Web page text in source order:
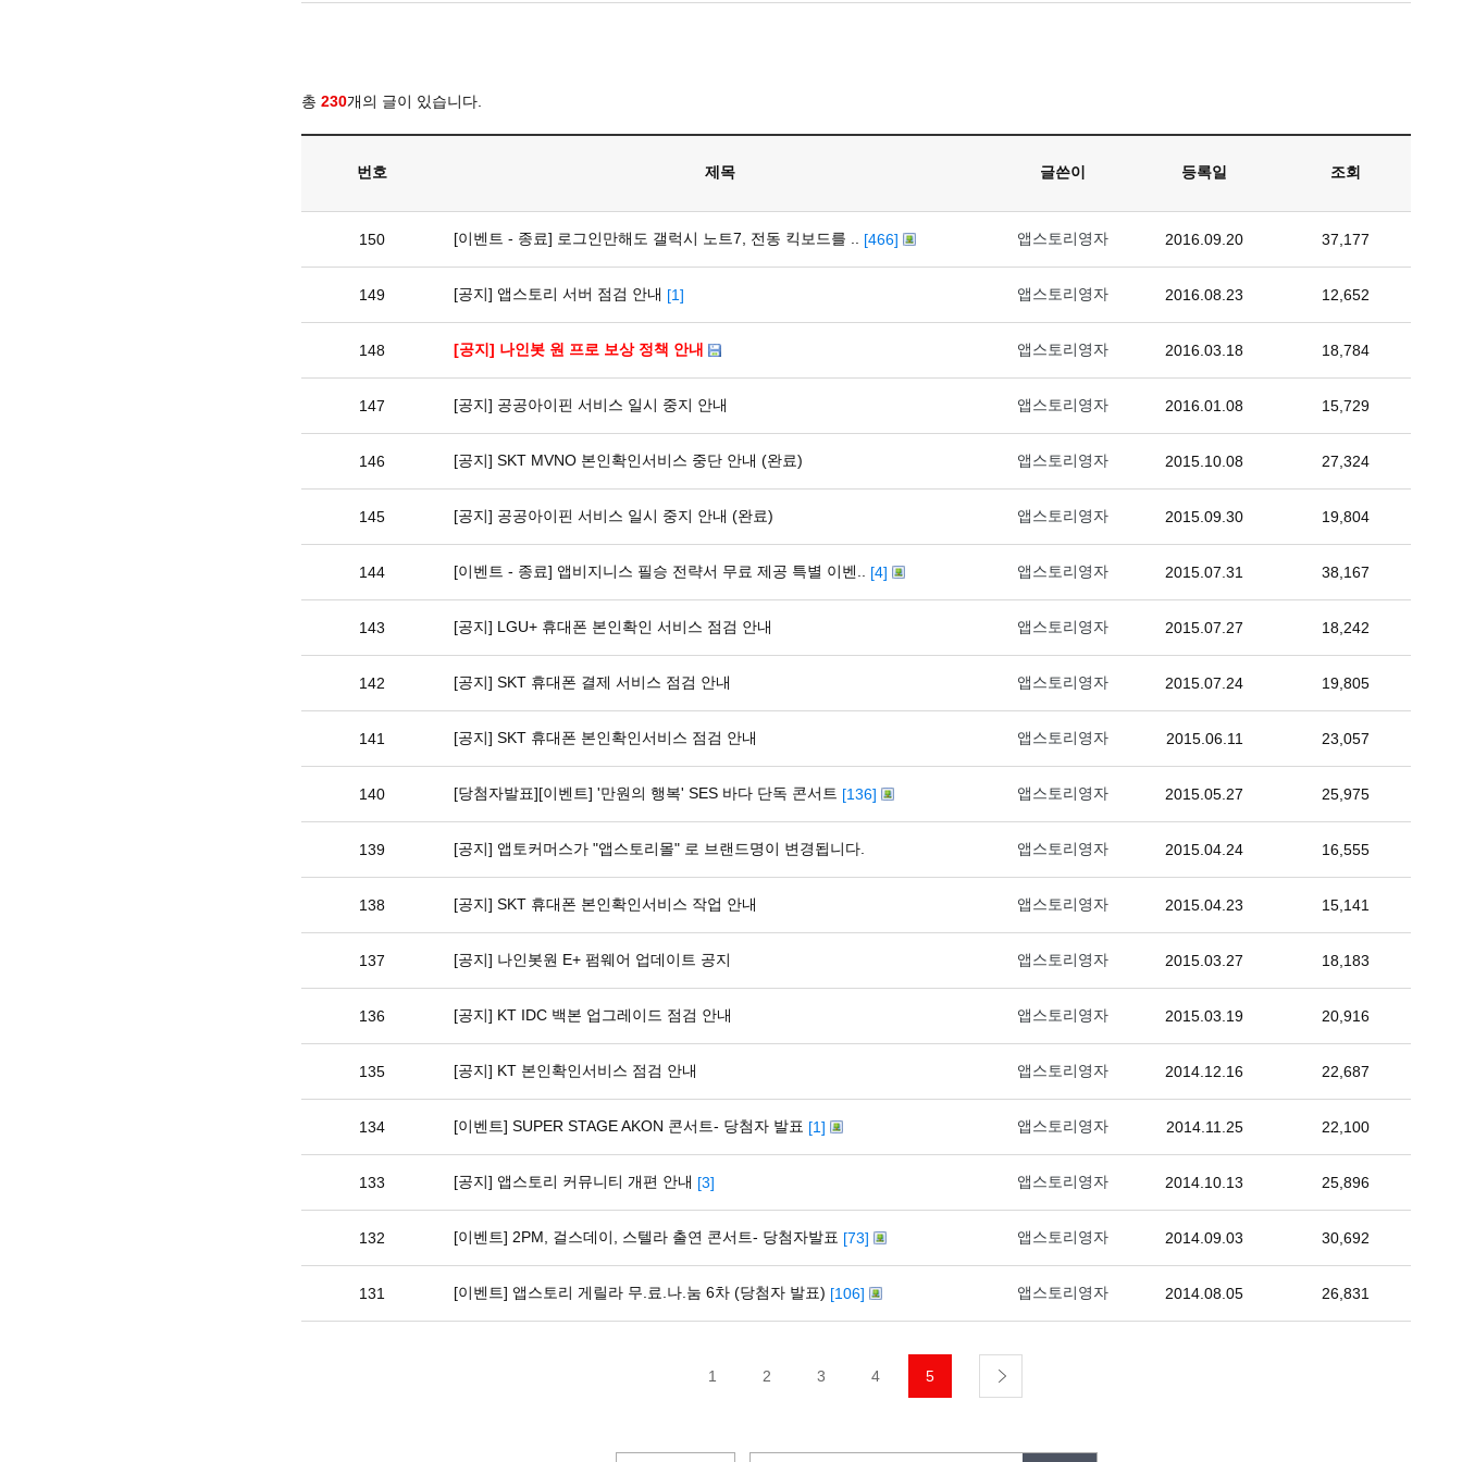
총 230개의 글이 있습니다.
번호 제목 글쓴이 등록일 조회
150 [이벤트 - 종료] 로그인만해도 갤럭시 노트7, 전동 킥보드를 .. [466] 앱스토리영자 2016.09.20 37,177
149 [공지] 앱스토리 서버 점검 안내 [1] 앱스토리영자 2016.08.23 12,652
148 [공지] 나인봇 원 프로 보상 정책 안내 앱스토리영자 2016.03.18 18,784
147 [공지] 공공아이핀 서비스 일시 중지 안내 앱스토리영자 2016.01.08 15,729
146 [공지] SKT MVNO 본인확인서비스 중단 안내 (완료) 앱스토리영자 2015.10.08 27,324
145 [공지] 공공아이핀 서비스 일시 중지 안내 (완료) 앱스토리영자 2015.09.30 19,804
144 [이벤트 - 종료] 앱비지니스 필승 전략서 무료 제공 특별 이벤.. [4] 앱스토리영자 2015.07.31 38,167
143 [공지] LGU+ 휴대폰 본인확인 서비스 점검 안내 앱스토리영자 2015.07.27 18,242
142 [공지] SKT 휴대폰 결제 서비스 점검 안내 앱스토리영자 2015.07.24 19,805
141 [공지] SKT 휴대폰 본인확인서비스 점검 안내 앱스토리영자 2015.06.11 23,057
140 [당첨자발표][이벤트] '만원의 행복' SES 바다 단독 콘서트 [136] 앱스토리영자 2015.05.27 25,975
139 [공지] 앱토커머스가 "앱스토리몰" 로 브랜드명이 변경됩니다. 앱스토리영자 2015.04.24 16,555
138 [공지] SKT 휴대폰 본인확인서비스 작업 안내 앱스토리영자 2015.04.23 15,141
137 [공지] 나인봇원 E+ 펌웨어 업데이트 공지 앱스토리영자 2015.03.27 18,183
136 [공지] KT IDC 백본 업그레이드 점검 안내 앱스토리영자 2015.03.19 20,916
135 [공지] KT 본인확인서비스 점검 안내 앱스토리영자 2014.12.16 22,687
134 [이벤트] SUPER STAGE AKON 콘서트- 당첨자 발표 [1] 앱스토리영자 2014.11.25 22,100
133 [공지] 앱스토리 커뮤니티 개편 안내 [3] 앱스토리영자 2014.10.13 25,896
132 [이벤트] 2PM, 걸스데이, 스텔라 출연 콘서트- 당첨자발표 [73] 앱스토리영자 2014.09.03 30,692
131 [이벤트] 앱스토리 게릴라 무.료.나.눔 6차 (당첨자 발표) [106] 앱스토리영자 2014.08.05 26,831
1 2 3 4 5